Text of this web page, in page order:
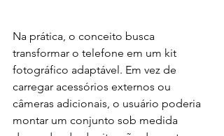
Na prática, o conceito busca
transformar o telefone em um kit
fotográfico adaptável. Em vez de
carregar acessórios externos ou
câmeras adicionais, o usuário poderia
montar um conjunto sob medida